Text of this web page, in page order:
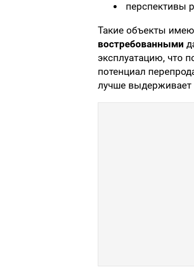
перспективы
Такие объекты
востребованными
эксплуатацию, что
потенциал
лучше выдерживает